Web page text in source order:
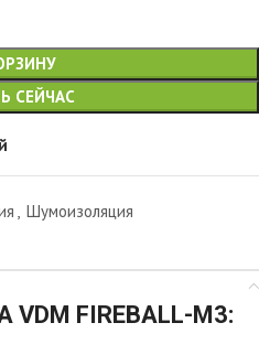
СЕЙЧАС
, Шумоизоляция
VDM FIREBALL-M3: